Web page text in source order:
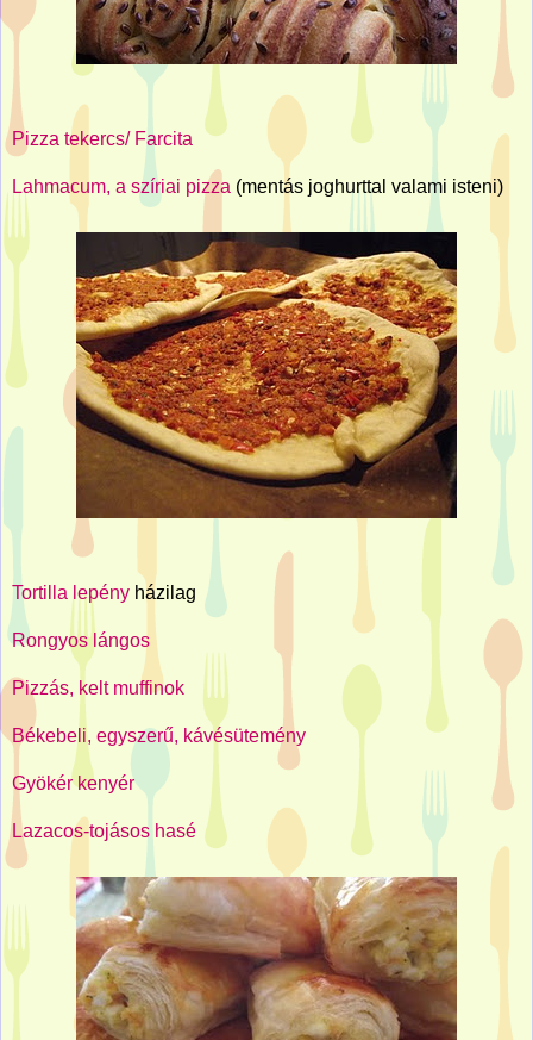
Pizza tekercs/ Farcita
Lahmacum, a szíriai pizza (mentás joghurttal valami isteni)
Tortilla lepény házilag
Rongyos lángos
Pizzás, kelt muffinok
Békebeli, egyszerű, kávésütemény
Gyökér kenyér
Lazacos-tojásos hasé